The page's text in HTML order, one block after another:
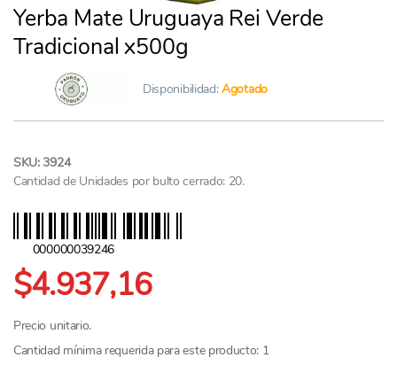
Yerba Mate Uruguaya Rei Verde
Tradicional x500g
Disponibilidad:Agotado
SKU: 3924
Cantidad de Unidades por bulto cerrado: 20.
000000039246
$4.937,16
Precio unitario.
Cantidad mínima requerida para este producto: 1